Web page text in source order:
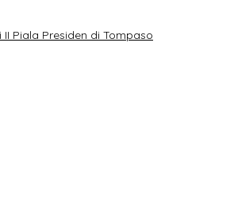
Piala Presiden di Tompaso